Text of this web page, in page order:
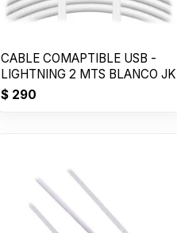
CABLE COMAPTIBLE USB -
LIGHTNING 2 MTS BLANCO JK
$290